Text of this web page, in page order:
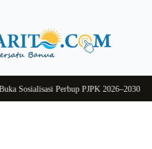
Perbup PJPK 2026–2030